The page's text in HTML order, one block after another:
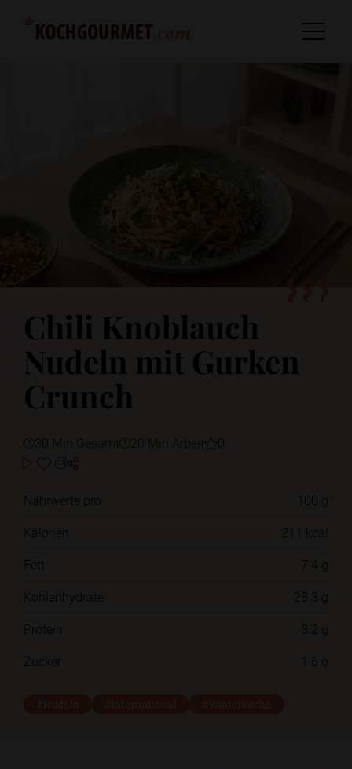
Chili Knoblauch
Nudeln mit Gurken
Crunch
30 Min Gesamt 20 Min Arbeit 0
Nährwerte pro
100 g
Kalorien
211 kcal
Fett
7.4 g
Kohlenhydrate
28.3 g
Protein
8.2 g
Zucker
1.6 g